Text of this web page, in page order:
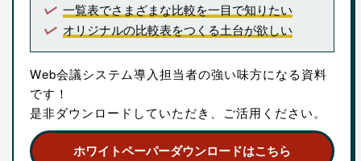
一覧表でさまざまな比較を一目で知りたい
オリジナルの比較表をつくる土台が欲しい
Web会議システム導入担当者の強い味方になる資料
です！
是非ダウンロードしていただき、ご活用ください。
ホワイトペーパーダウンロードはこちら